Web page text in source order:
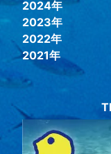
2024年
2023年
2022年
2021年